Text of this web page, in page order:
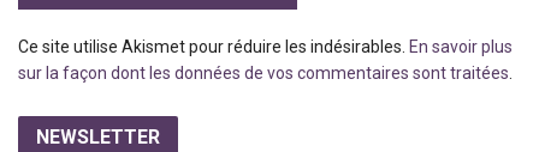
Ce site utilise Akismet pour réduire les indésirables. En savoir plus
sur la façon dont les données de vos commentaires sont traitées.
NEWSLETTER